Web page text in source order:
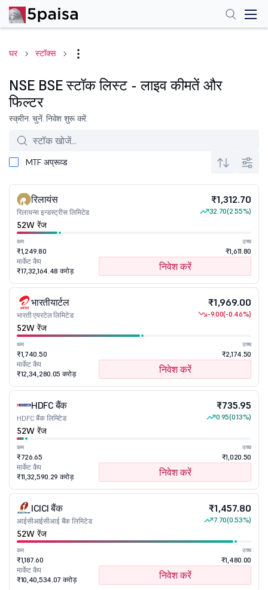
घर स्टॉक्स
NSE BSE स्टॉक लिस्ट - लाइव कीमतें और
फिल्टर
स्क्रीन. चुनें. निवेश शुरू करें.
MTF अप्रूव्ड
रिलायंस
रिलायन्स इन्डस्ट्रीस लिमिटेड
₹1,312.70
32.70(2.55%)
52W रेंज
कम
₹1,249.80
उच्च
₹1,611.80
मार्केट कैप
₹17,32,164.48 करोड़
निवेश करें
भारतीयार्टल
भारती एयरटेल लिमिटेड
₹1,969.00
-9.00(-0.46%)
52W रेंज
कम
₹1,740.50
उच्च
₹2,174.50
मार्केट कैप
₹12,34,280.05 करोड़
निवेश करें
HDFC बैंक
HDFC बैंक लिमिटेड
₹735.95
0.95(0.13%)
52W रेंज
कम
₹726.65
उच्च
₹1,020.50
मार्केट कैप
₹11,32,590.29 करोड़
निवेश करें
ICICI बैंक
आईसीआईसीआई बैंक लिमिटेड
₹1,457.80
7.70(0.53%)
52W रेंज
कम
₹1,187.60
उच्च
₹1,480.00
मार्केट कैप
₹10,40,534.07 करोड़
निवेश करें